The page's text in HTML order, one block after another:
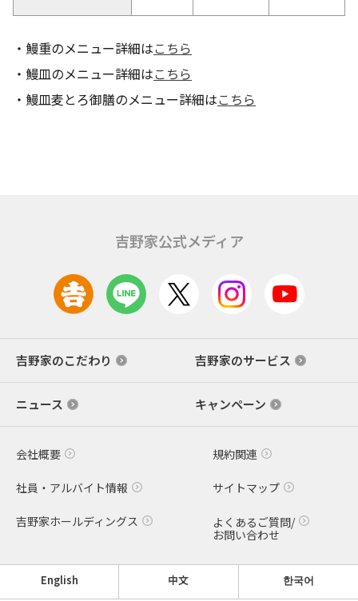
・鰻重のメニュー詳細はこちら
・鰻皿のメニュー詳細はこちら
・鰻皿麦とろ御膳のメニュー詳細はこちら
吉野家公式メディア
吉野家のこだわり 吉野家のサービス
ニュース キャンペーン
会社概要 規約関連
社員・アルバイト情報 サイトマップ
吉野家ホールディングス
よくあるご質問/
お問い合わせ
English 中文 한국어